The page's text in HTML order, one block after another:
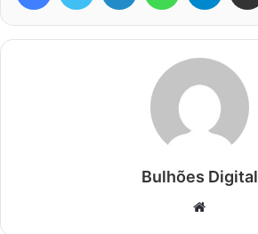
Bulhões Digital
Website